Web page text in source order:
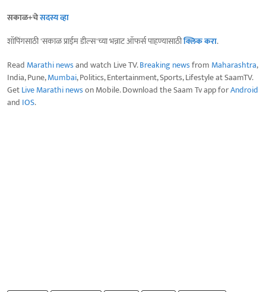
सकाळ+चेसदस्य व्हा
शॉपिंगसाठी 'सकाळ प्राईम डील्स'च्या भन्नाट ऑफर्स पाहण्यासाठीक्लिक करा.
Read Marathi newsand watch Live TV.Breaking newsfrom Maharashtra,
India, Pune,Mumbai, Politics, Entertainment, Sports, Lifestyle at SaamTV.
GetLive Marathi newson Mobile. Download the Saam Tv app forAndroid
and IOS.